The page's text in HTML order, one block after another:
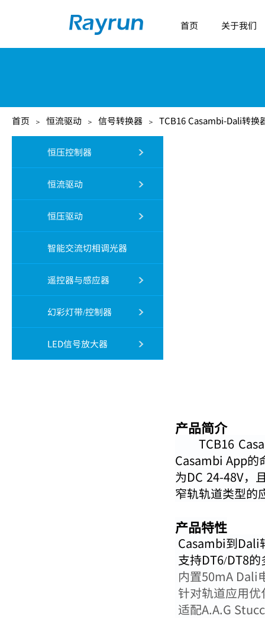
首页 关于我们
首页 ＞ 恒流驱动 ＞ 信号转换器 ＞ TCB16 Casambi-Dali转换
产品简介
TCB16
Casambi App的
为DC 24-48V，
窄轨轨道类型的
产品特性
Casambi到Dali
支持DT6/DT8
内置50mA Dali
针对轨道应用
适配A.A.G
恒压控制器
恒流驱动
恒压驱动
智能交流切相调光器
遥控器与感应器
幻彩灯带/控制器
LED信号放大器